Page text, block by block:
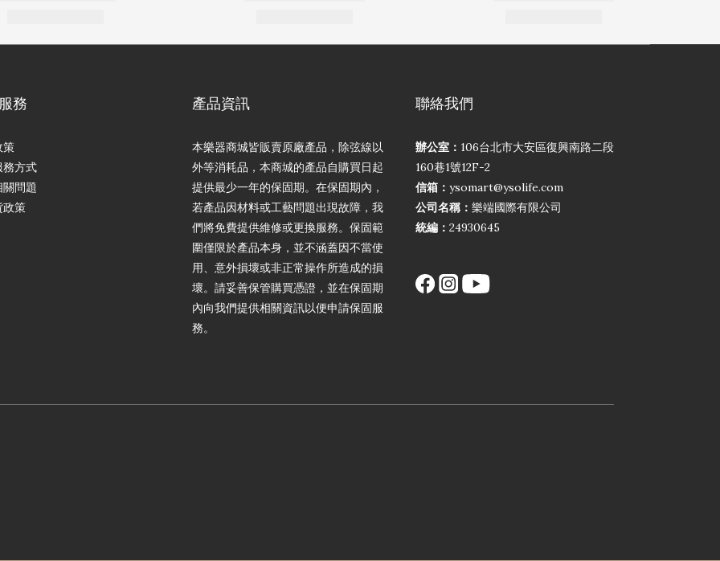
務
策
方式
問題
政策
產品資訊
本樂器商城皆販賣原廠產品，除弦線以
外等消耗品，本商城的產品自購買日起
提供最少一年的保固期。在保固期內，
若產品因材料或工藝問題出現故障，我
們將免費提供維修或更換服務。保固範
圍僅限於產品本身，並不涵蓋因不當使
用、意外損壞或非正常操作所造成的損
壞。請妥善保管購買憑證，並在保固期
內向我們提供相關資訊以便申請保固服
務。
聯絡我們
辦公室： 106台北市大安區復興南路二段
160巷1號12F-2
信箱： ysomart@ysolife.com
公司名稱： 樂端國際有限公司
統編： 24930645